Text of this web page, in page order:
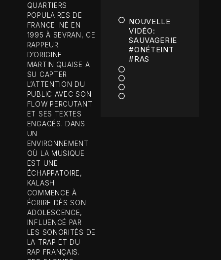
QUARTIERS
POPULAIRES DE
FRANCE. NÉ EN
1995 À SEVRAN, CE
RAPPEUR
D’ORIGINE
MARTINIQUAISE A
SU CAPTER
L’ATTENTION DU
PUBLIC AVEC SON
FLOW PERCUTANT
ET SES TEXTES
ENGAGÉS. DANS
UN
ENVIRONNEMENT
OÙ LA MUSIQUE
EST UNE
ÉCHAPPATOIRE,
KALASH
COMMENCE À
ÉCRIRE DÈS SON
ADOLESCENCE,
INFLUENCÉ PAR
LES SONORITÉS DE
LA TRAP ET DU
RAP FRANÇAIS.
NOUVELLE
VIDÉO:
SAUVAGERIE
#ONÉTEINT
#RAS